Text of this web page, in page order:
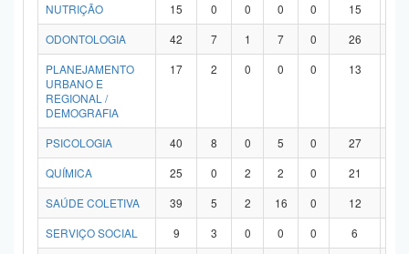
NUTRIÇÃO 15 0 0 0 0 15
ODONTOLOGIA
42 7 1 7 0 26
PLANEJAMENTO
URBANO E
REGIONAL /
DEMOGRAFIA
17 2 0 0 0 13
PSICOLOGIA 40 8 0 5 0 27
QUÍMICA
25 0 2 2 0 21
SAÚDE COLETIVA
39 5 2 16 0 12
SERVIÇO SOCIAL
9 3 0 0 0 6